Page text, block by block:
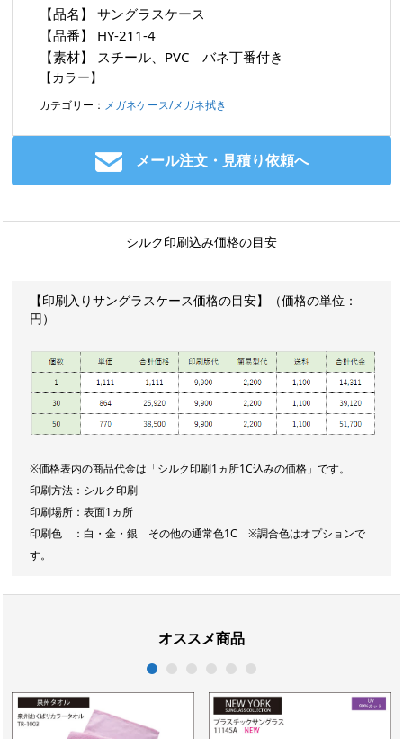
【品名】
サングラスケース
【品番】
HY-211-4
【素材】
スチール、PVC バネ丁番付き
【カラー】
カテゴリー： メガネケース/メガネ拭き
メール注文・見積り依頼へ
シルク印刷込み価格の目安
【印刷入りサングラスケース価格の目安】（価格の単位：
円）
※価格表内の商品代金は「シルク印刷1ヵ所1C込みの価格」です。
印刷方法：シルク印刷
印刷場所：表面1ヵ所
印刷色 ：白・金・銀 その他の通常色1C ※調合色はオプションで
す。
オススメ商品
1 2 3 4 5 6